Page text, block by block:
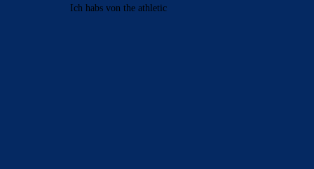
Ich habs von the athletic